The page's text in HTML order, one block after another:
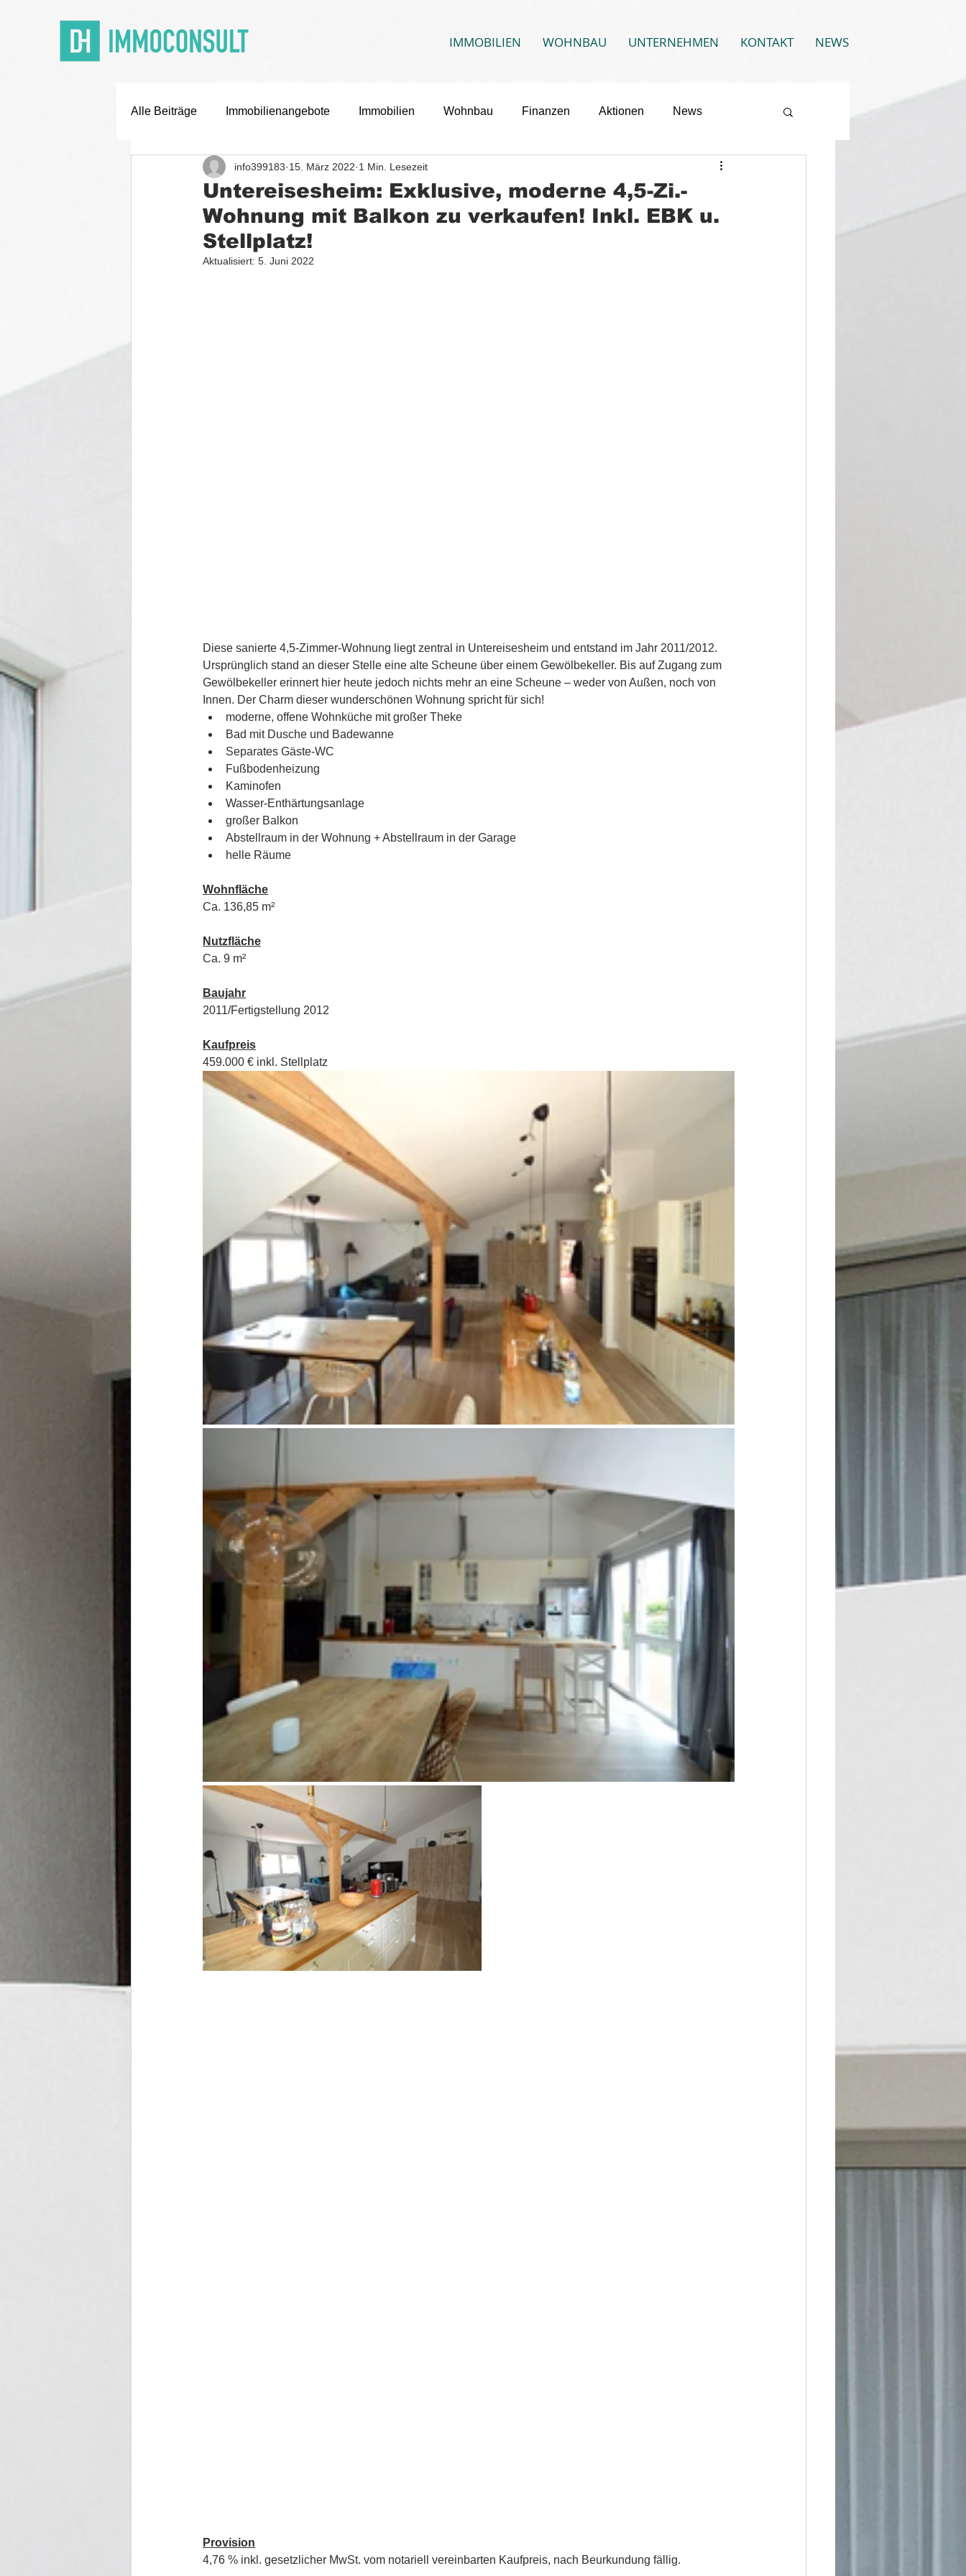
IMMOBILIEN WOHNBAU UNTERNEHMEN KONTAKT NEWS
Alle Beiträge Immobilienangebote Immobilien Wohnbau Finanzen Aktionen News
Off Market Deals Karriere
Untereisesheim: Exklusive, moderne 4,5-Zi.-
Wohnung mit Balkon zu verkaufen! Inkl. EBK u.
Stellplatz!
info399183 15. März 2022 1 Min. Lesezeit
Aktualisiert: 5. Juni 2022
Diese sanierte 4,5-Zimmer-Wohnung liegt zentral in Untereisesheim und entstand im Jahr 2011/2012.
Ursprünglich stand an dieser Stelle eine alte Scheune über einem Gewölbekeller. Bis auf Zugang zum
Gewölbekeller erinnert hier heute jedoch nichts mehr an eine Scheune – weder von Außen, noch von
Innen. Der Charm dieser wunderschönen Wohnung spricht für sich!
moderne, offene Wohnküche mit großer Theke
Bad mit Dusche und Badewanne
Separates Gäste-WC
Fußbodenheizung
Kaminofen
Wasser-Enthärtungsanlage
großer Balkon
Abstellraum in der Wohnung + Abstellraum in der Garage
helle Räume
Wohnfläche
Ca. 136,85 m²
Nutzfläche
Ca. 9 m²
Baujahr
2011/Fertigstellung 2012
Kaufpreis
459.000 € inkl. Stellplatz
Provision
4,76 % inkl. gesetzlicher MwSt. vom notariell vereinbarten Kaufpreis, nach Beurkundung fällig.